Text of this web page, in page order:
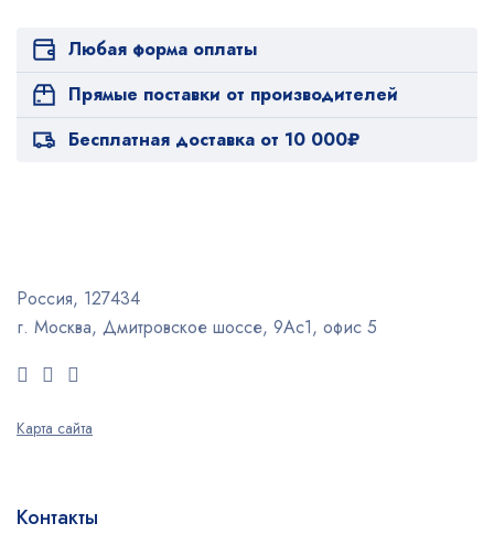
Любая форма оплаты
Прямые поставки от производителей
Бесплатная доставка от 10 000₽
Россия, 127434
г. Москва, Дмитровское шоссе, 9Ас1, офис 5
Карта сайта
Контакты